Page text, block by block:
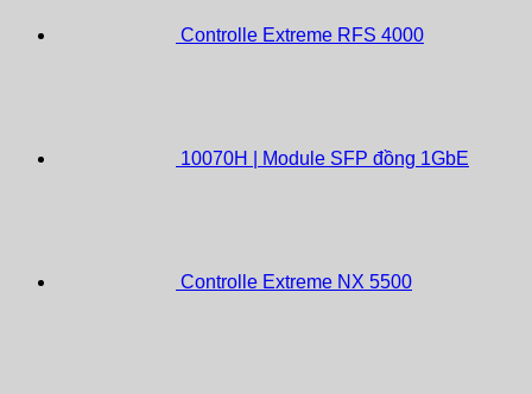
Controlle Extreme RFS 4000
10070H | Module SFP đồng 1GbE
Controlle Extreme NX 5500